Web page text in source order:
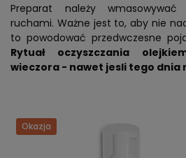
Preparat należy wmasowywać
ruchami. Ważne jest to, aby nie
to powodować przedwczesne
Rytuał oczyszczania
wieczora - nawet jesli tego dnia
Okazja